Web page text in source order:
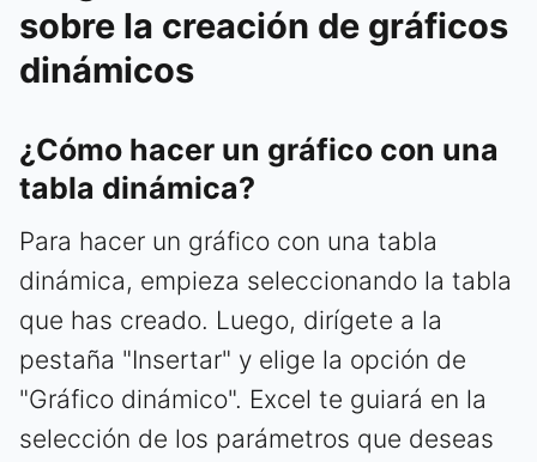
sobre la creación de gráficos
dinámicos
¿Cómo hacer un gráfico con una
tabla dinámica?
Para hacer un gráfico con una tabla
dinámica, empieza seleccionando la tabla
que has creado. Luego, dirígete a la
pestaña "Insertar" y elige la opción de
"Gráfico dinámico". Excel te guiará en la
selección de los parámetros que deseas